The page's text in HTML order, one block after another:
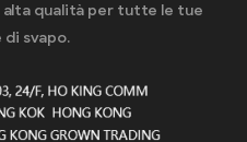
qualità per tutte le tue
di svapo.